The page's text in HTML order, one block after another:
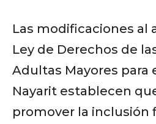
Las modificaciones al
Ley de Derechos de
Adultas Mayores para
Nayarit establecen
promover la inclusión